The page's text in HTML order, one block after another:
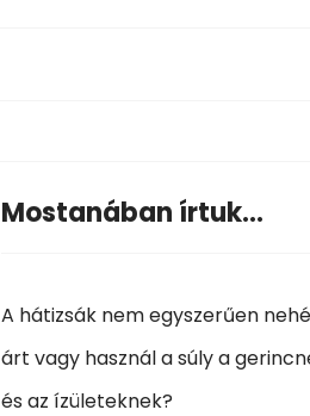
Mostanában írtuk...
A hátizsák nem egyszerűen
árt vagy használ a súly a
és az ízületeknek?